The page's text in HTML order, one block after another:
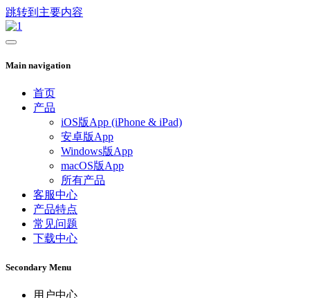
跳转到主要内容
Main navigation
首页
产品
iOS版App (iPhone & iPad)
安卓版App
Windows版App
macOS版App
所有产品
客服中心
产品特点
常见问题
下载中心
Secondary Menu
用户中心